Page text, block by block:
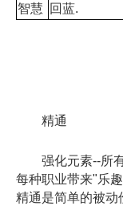
智慧
回蓝.
精通
强化元素--所有
每种职业带来"乐
精通是简单的被动